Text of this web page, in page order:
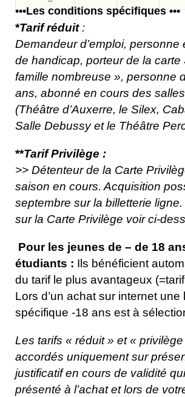
•••Les conditions spécifiques •••
*Tarif réduit:
Demandeur d’emploi, personne
de handicap, porteur de la carte
famille nombreuse », personne
ans, abonné en cours des
(Théâtre d’Auxerre, le Silex,
Salle Debussy et le Théâtre
**Tarif Privilège :
>> Détenteur de la Carte
saison en cours. Acquisition
septembre sur la billetterie ligne.
sur la Carte Privilège voir ci-
Pour les jeunes de – de 18
étudiants : Ils bénéficient
du tarif le plus avantageux
Lors d’un achat sur internet une
spécifique -18 ans est à
Les tarifs « réduit » et «
accordés uniquement sur
justificatif en cours de validité
présenté à l’achat et lors de